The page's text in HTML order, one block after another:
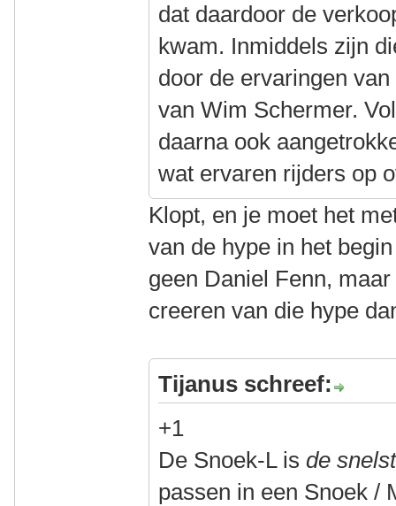
dat daardoor de
kwam. Inmiddels zijn
door de ervaringen
van Wim Schermer.
daarna ook
wat ervaren rijders op
Klopt, en je moet het
van de hype in het
geen Daniel Fenn,
creeren van die hype
Tijanus schreef:
+1
De Snoek-L is de
passen in een Snoek /